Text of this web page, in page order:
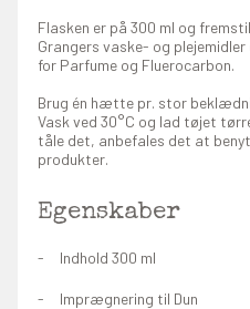
Flasken er på 300 ml og
Grangers vaske- og plejemidler
for Parfume og Fluerocarbon.
Brug én hætte pr. stor
Vask ved 30°C og lad tøjet
tåle det, anbefales det at
produkter.
Egenskaber
Indhold 300 ml
Imprægnering til Dun